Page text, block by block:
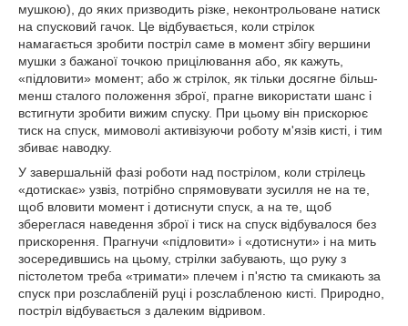
мушкою), до яких призводить різке, неконтрольоване натиск
на спусковий гачок. Це відбувається, коли стрілок
намагається зробити постріл саме в момент збігу вершини
мушки з бажаної точкою прицілювання або, як кажуть,
«підловити» момент; або ж стрілок, як тільки досягне більш-
менш сталого положення зброї, прагне використати шанс і
встигнути зробити вижим спуску. При цьому він прискорює
тиск на спуск, мимоволі активізуючи роботу м'язів кисті, і тим
збиває наводку.
У завершальній фазі роботи над пострілом, коли стрілець
«дотискає» узвіз, потрібно спрямовувати зусилля не на те,
щоб вловити момент і дотиснути спуск, а на те, щоб
збереглася наведення зброї і тиск на спуск відбувалося без
прискорення. Прагнучи «підловити» і «дотиснути» і на мить
зосередившись на цьому, стрілки забувають, що руку з
пістолетом треба «тримати» плечем і п'ястю та смикають за
спуск при розслабленій руці і розслабленою кисті. Природно,
постріл відбувається з далеким відривом.